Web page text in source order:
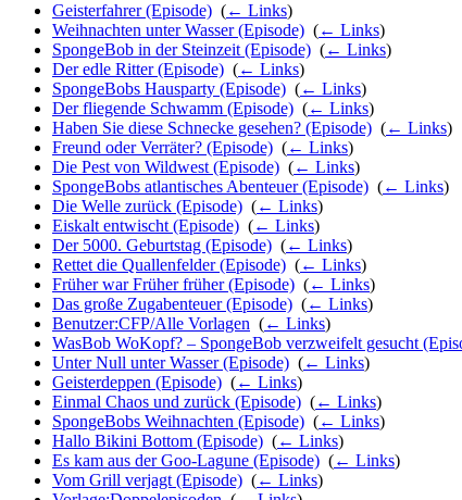
Geisterfahrer (Episode) (← Links)
Weihnachten unter Wasser (Episode) (← Links)
SpongeBob in der Steinzeit (Episode) (← Links)
Der edle Ritter (Episode) (← Links)
SpongeBobs Hausparty (Episode) (← Links)
Der fliegende Schwamm (Episode) (← Links)
Haben Sie diese Schnecke gesehen? (Episode) (← Links)
Freund oder Verräter? (Episode) (← Links)
Die Pest von Wildwest (Episode) (← Links)
SpongeBobs atlantisches Abenteuer (Episode) (← Links)
Die Welle zurück (Episode) (← Links)
Eiskalt entwischt (Episode) (← Links)
Der 5000. Geburtstag (Episode) (← Links)
Rettet die Quallenfelder (Episode) (← Links)
Früher war Früher früher (Episode) (← Links)
Das große Zugabenteuer (Episode) (← Links)
Benutzer:CFP/Alle Vorlagen (← Links)
WasBob WoKopf? – SpongeBob verzweifelt gesucht
Unter Null unter Wasser (Episode) (← Links)
Geisterdeppen (Episode) (← Links)
Einmal Chaos und zurück (Episode) (← Links)
SpongeBobs Weihnachten (Episode) (← Links)
Hallo Bikini Bottom (Episode) (← Links)
Es kam aus der Goo-Lagune (Episode) (← Links)
Vom Grill verjagt (Episode) (← Links)